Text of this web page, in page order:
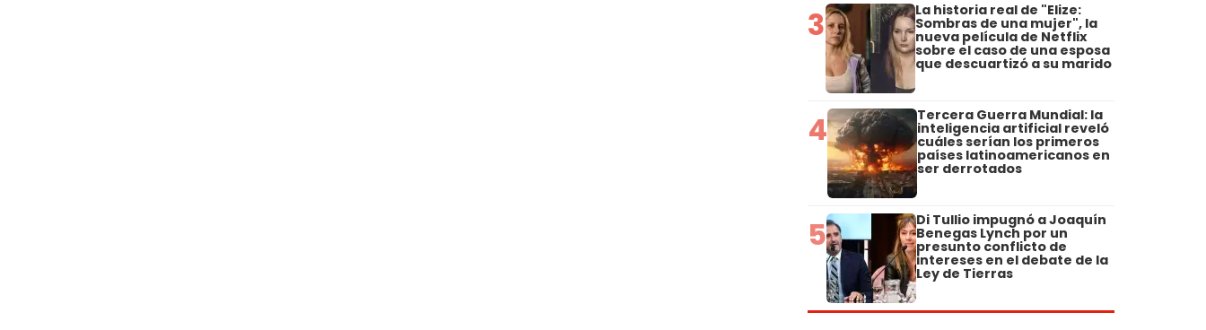
3 La historia real de "Elize:
Sombras de una mujer", la
nueva película de Netflix
sobre el caso de una esposa
que descuartizó a su marido
4 Tercera Guerra Mundial: la
inteligencia artificial reveló
cuáles serían los primeros
países latinoamericanos en
ser derrotados
5 Di Tullio impugnó a Joaquín
Benegas Lynch por un
presunto conflicto de
intereses en el debate de la
Ley de Tierras